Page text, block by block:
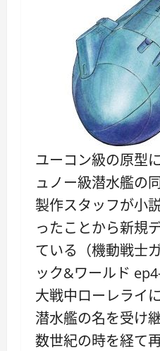
ユーコン級の原型
ュノー級潜水艦の
製作スタッフが小
ったことから新規
ている（機動戦士
ック&ワールド
大戦中ローレライ
潜水艦の名を受け
数世紀の時を経て